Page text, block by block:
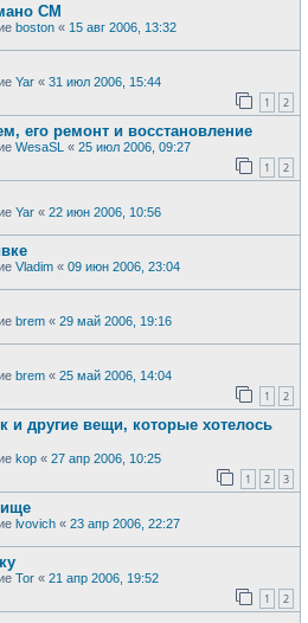
СМ
boston « 15 авг 2006, 13:32
Yar « 31 июл 2006, 15:44
1 2
его ремонт и восстановление
WesaSL « 25 июл 2006, 09:27
1 2
Yar « 22 июн 2006, 10:56
Vladim « 09 июн 2006, 23:04
brem « 29 май 2006, 19:16
brem « 25 май 2006, 14:04
1 2
и другие вещи, которые хотелось
kop « 27 апр 2006, 10:25
1 2 3
lvovich « 23 апр 2006, 22:27
Tor « 21 апр 2006, 19:52
1 2